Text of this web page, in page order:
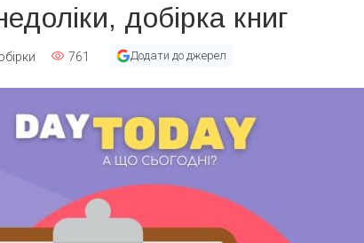
добірка книг
761 Додати до джерел